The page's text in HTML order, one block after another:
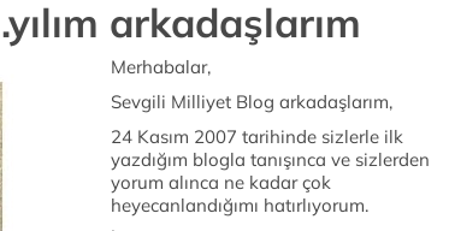
arkadaşlarım
Merhabalar,
Sevgili Milliyet Blog arkadaşlarım,
24 Kasım 2007 tarihinde sizlerle ilk
yazdığım blogla tanışınca ve sizlerden
yorum alınca ne kadar çok
heyecanlandığımı hatırlıyorum.